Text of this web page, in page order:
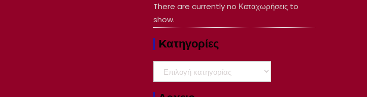
There are currently no Καταχωρήσεις to
show.
Kατηγορίες
Kατηγορίες